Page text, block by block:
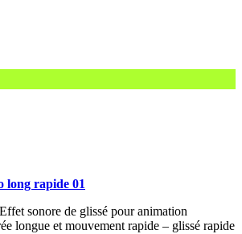
long rapide 01
sonore de glissé pour animation
longue et mouvement rapide – glissé rapide